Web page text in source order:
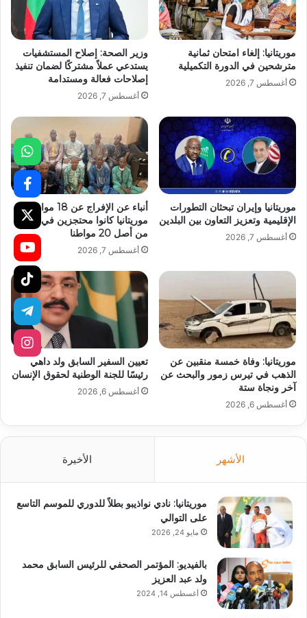
موريتانيا: إلغاء امتحان ثمانية
مترشحين في الدورة التكميلية
أغسطس 7, 2026
وزير الصحة: إصلاح المستشفيات
يستدعي عملاً مشتركًا لضمان تنفيذ
إصلاحات فعالة ومستدامة
أغسطس 7, 2026
موريتانيا وإيران تبحثان التطورات
الإقليمية وتعزيز التعاون بين البلدين
أغسطس 7, 2026
أنباء عن الإفراج عن 18 مواطنا
موريتانيا كانوا محتجزين في مالي
من أصل 20 مواطنا
أغسطس 7, 2026
موريتانيا: وفاة خمسة منقبين عن
الذهب في تيرس زمور والبحث عن
آخر ونجاة ستة
أغسطس 6, 2026
تعيين السفير السابق ولد داهي
رئيسًا للجنة الوطنية لحقوق الإنسان
أغسطس 6, 2026
الأشهر الأخيرة
موريتانيا: نادي نواذيبو بطلاً للدوري للموسم التاسع
على التوالي
مايو 24, 2026
بالفيديو: المؤتمر الصحفي للرئيس السابق محمد
ولد عبد العزيز
أغسطس 14, 2024